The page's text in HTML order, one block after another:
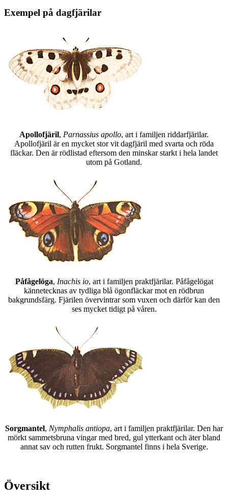
Exempel på dagfjärilar
Apollofjäril, Parnassius apollo, art i familjen riddarfjärilar.
Apollofjäril är en mycket stor vit dagfjäril med svarta och röda
fläckar. Den är rödlistad eftersom den minskar starkt i hela landet
utom på Gotland.
Påfågelöga, Inachis io, art i familjen praktfjärilar. Påfågelögat
kännetecknas av tydliga blå ögonfläckar mot en rödbrun
bakgrundsfärg. Fjärilen övervintrar som vuxen och därför kan den
ses mycket tidigt på våren.
Sorgmantel, Nymphalis antiopa, art i familjen praktfjärilar. Den har
mörkt sammetsbruna vingar med bred, gul ytterkant och äter bland
annat sav och rutten frukt. Sorgmantel finns i hela Sverige.
Översikt